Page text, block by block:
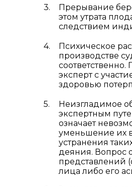
Прерывание
этом утрата
следствием
Психическое
производстве
эксперт с
здоровью
Неизгладимое
экспертным
означает
уменьшение их
устранения
деяния. Вопрос
представлений
лица либо его